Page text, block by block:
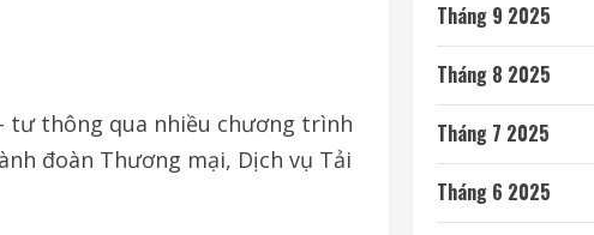
tư thông qua nhiều chương trình
đoàn Thương mại, Dịch vụ Tải
Tháng 9 2025
Tháng 8 2025
Tháng 7 2025
Tháng 6 2025